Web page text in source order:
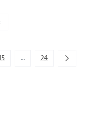
mit TAB-Taste.
...
Zwischenseiten
24